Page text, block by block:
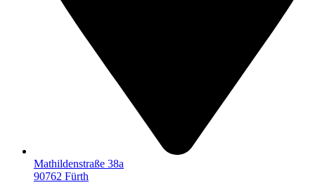
Mathildenstraße 38a
90762 Fürth